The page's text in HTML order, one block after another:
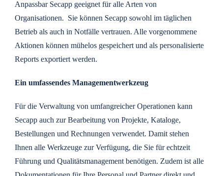
Anpassbar Secapp geeignet für alle Arten von
Organisationen. Sie können Secapp sowohl im täglichen
Betrieb als auch in Notfälle vertrauen. Alle vorgenommene
Aktionen können mühelos gespeichert und als personalisierte
Reports exportiert werden.
Ein umfassendes Managementwerkzeug
Für die Verwaltung von umfangreicher Operationen kann
Secapp auch zur Bearbeitung von Projekte, Kataloge,
Bestellungen und Rechnungen verwendet. Damit stehen
Ihnen alle Werkzeuge zur Verfügung, die Sie für echtzeit
Führung und Qualitätsmanagement benötigen. Zudem ist alle